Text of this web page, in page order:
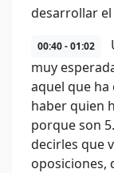
desarrollar
00:40 - 01:02
muy
aquel que ha
haber quien
porque son
decirles que
oposiciones,